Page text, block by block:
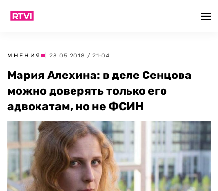
МНЕНИЯ | 28.05.2018 / 21:04
Мария Алехина: в деле Сенцова
можно доверять только его
адвокатам, но не ФСИН